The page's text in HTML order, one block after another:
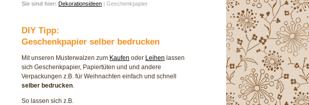
Sie sind hier: Dekorationsideen | Geschenkpapier
DIY Tipp:
Geschenkpapier selber bedrucken
Mit unseren Musterwalzen zum Kaufen oder Leihen lassen
sich Geschenkpapier, Papiertüten und und andere
Verpackungen z.B. für Weihnachten einfach und schnell
selber bedrucken
So lassen sich z.B.